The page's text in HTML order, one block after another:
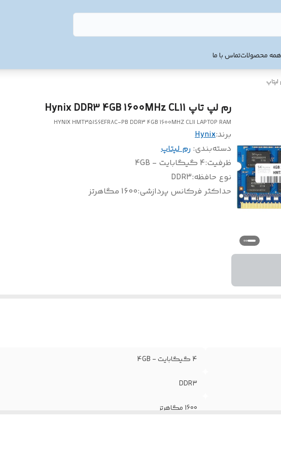
همه محصولاتتماس با ما
لپتاپ
رم لپ تاپ Hynix DDR3 4GB 1600MHz CL11
HYNIX HMT351S6EFR8C-PB DDR3 4GB 1600MHZ CL11 LAPTOP RAM
برند:Hynix
دسته‌بندی: رم لپتاپ
ظرفیت:4 گیگابایت - 4GB
نوع حافظه:
DDR3
حداکثر فرکانس پردازشی:1600 مگاهرتز
4 گیگابایت - 4GB
DDR3
1600 مگاهرتز